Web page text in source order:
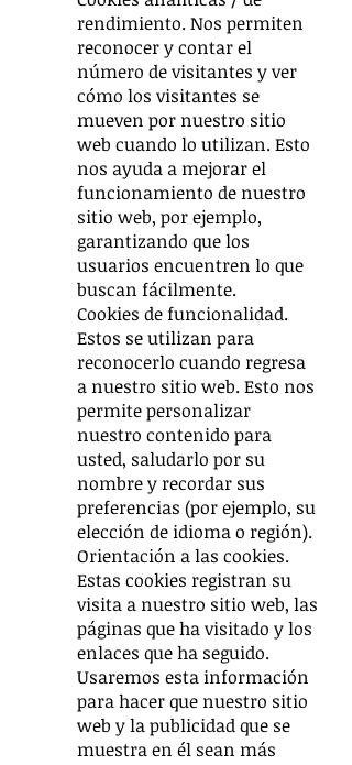
rendimiento. Nos permiten
reconocer y contar el
número de visitantes y ver
cómo los visitantes se
mueven por nuestro sitio
web cuando lo utilizan. Esto
nos ayuda a mejorar el
funcionamiento de nuestro
sitio web, por ejemplo,
garantizando que los
usuarios encuentren lo que
buscan fácilmente.
Cookies de funcionalidad.
Estos se utilizan para
reconocerlo cuando regresa
a nuestro sitio web. Esto nos
permite personalizar
nuestro contenido para
usted, saludarlo por su
nombre y recordar sus
preferencias (por ejemplo, su
elección de idioma o región).
Orientación a las cookies.
Estas cookies registran su
visita a nuestro sitio web, las
páginas que ha visitado y los
enlaces que ha seguido.
Usaremos esta información
para hacer que nuestro sitio
web y la publicidad que se
muestra en él sean más